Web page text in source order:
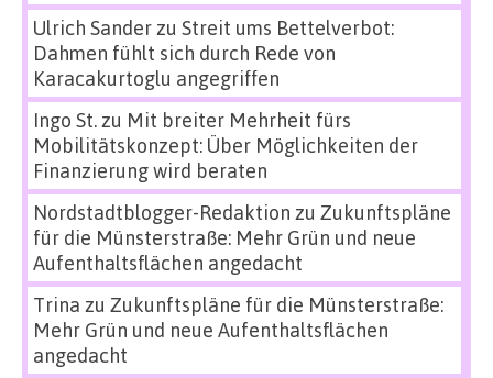
Ulrich Sanderzu Streit ums Bettelverbot:
Dahmen fühlt sich durch Rede von
Karacakurtoglu angegriffen
Ingo St.zu Mit breiter Mehrheit fürs
Mobilitätskonzept: Über Möglichkeiten der
Finanzierung wird beraten
Nordstadtblogger-Redaktion zu Zukunftspläne
für die Münsterstraße: Mehr Grün und neue
Aufenthaltsflächen angedacht
Trina zu Zukunftspläne für die Münsterstraße:
Mehr Grün und neue Aufenthaltsflächen
angedacht